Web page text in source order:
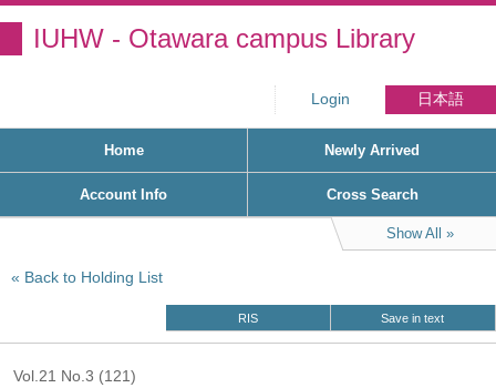
IUHW - Otawara campus Library
Login 日本語
Home Newly Arrived
Account Info Cross Search
Show All
Back to Holding List
RIS Save in text
Vol.21 No.3 (121)